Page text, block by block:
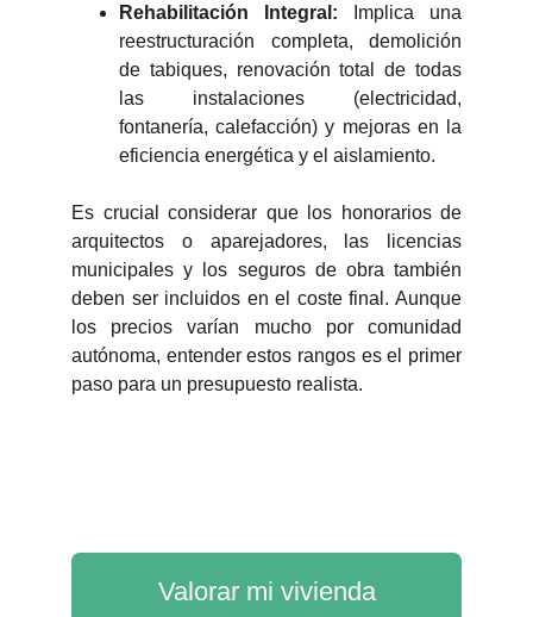
Rehabilitación Integral: Implica una
reestructuración completa, demolición
de tabiques, renovación total de todas
las instalaciones (electricidad,
fontanería, calefacción) y mejoras en la
eficiencia energética y el aislamiento.
Es crucial considerar que los honorarios de
arquitectos o aparejadores, las licencias
municipales y los seguros de obra también
deben ser incluidos en el coste final. Aunque
los precios varían mucho por comunidad
autónoma, entender estos rangos es el primer
paso para un presupuesto realista.
Valorar mi vivienda